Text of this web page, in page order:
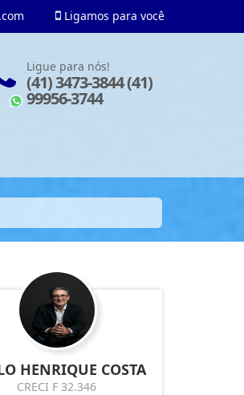
Ligamos para você
Ligue para nós!
(41) 3473-3844 (41)
99956-3744
HENRIQUE COSTA
CRECI F 32.346